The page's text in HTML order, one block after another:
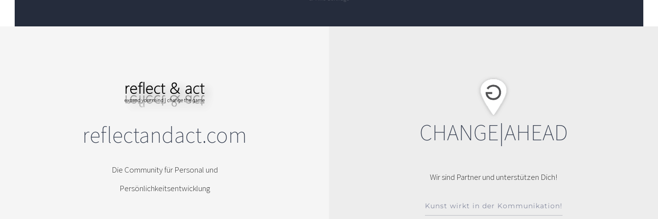
reflectandact.com
Die Community für Personal und
Persönlichkeitsentwicklung
CHANGE|AHEAD
Wir sind Partner und unterstützen Dich!
Kunst wirkt in der Kommunikation!